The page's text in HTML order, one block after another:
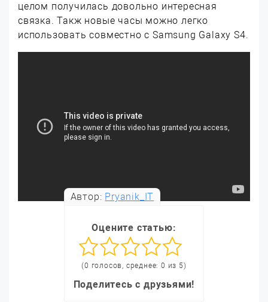
целом получилась довольно интересная
связка. Такж новые часы можно легко
использовать совместно с Samsung Galaxy S4.
Автор: Pryanik_IT
Оцените статью:
(0 голосов, среднее: 0 из 5)
Поделитесь с друзьями!